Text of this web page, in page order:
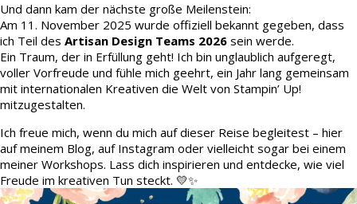
Und dann kam der nächste große Meilenstein:
Am 11. November 2025 wurde offiziell bekannt gegeben, dass
ich Teil des Artisan Design Teams 2026 sein werde.
Ein Traum, der in Erfüllung geht! Ich bin unglaublich aufgeregt,
voller Vorfreude und fühle mich geehrt, ein Jahr lang gemeinsam
mit internationalen Kreativen die Welt von Stampin’ Up!
mitzugestalten.
Ich freue mich, wenn du mich auf dieser Reise begleitest – hier
auf meinem Blog, auf Instagram oder vielleicht sogar bei einem
meiner Workshops. Lass dich inspirieren und entdecke, wie viel
Freude im kreativen Tun steckt. 💛✨